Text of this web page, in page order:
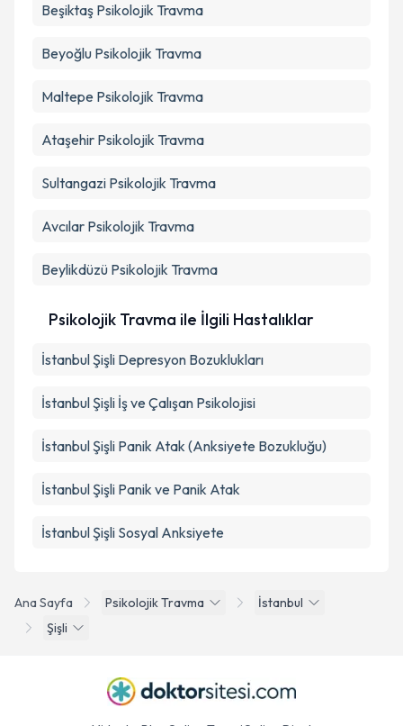
Ana Sayfa Psikolojik Travma
İstanbul
Şişli
Beşiktaş Psikolojik Travma
Beyoğlu Psikolojik Travma
Maltepe Psikolojik Travma
Ataşehir Psikolojik Travma
Sultangazi Psikolojik Travma
Avcılar Psikolojik Travma
Beylikdüzü Psikolojik Travma
Psikolojik Travma ile İlgili Hastalıklar
İstanbul Şişli Depresyon Bozuklukları
İstanbul Şişli İş ve Çalışan Psikolojisi
İstanbul Şişli Panik Atak (Anksiyete Bozukluğu)
İstanbul Şişli Panik ve Panik Atak
İstanbul Şişli Sosyal Anksiyete